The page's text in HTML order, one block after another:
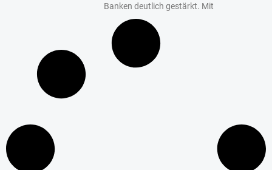
Banken deutlich gestärkt. Mit